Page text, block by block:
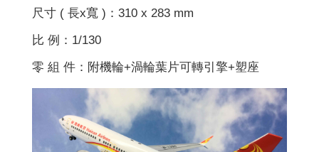
尺寸 ( 長x寬 )：310 x 283 mm
比 例：1/130
零 組 件：附機輪+渦輪葉片可轉引擎+塑座